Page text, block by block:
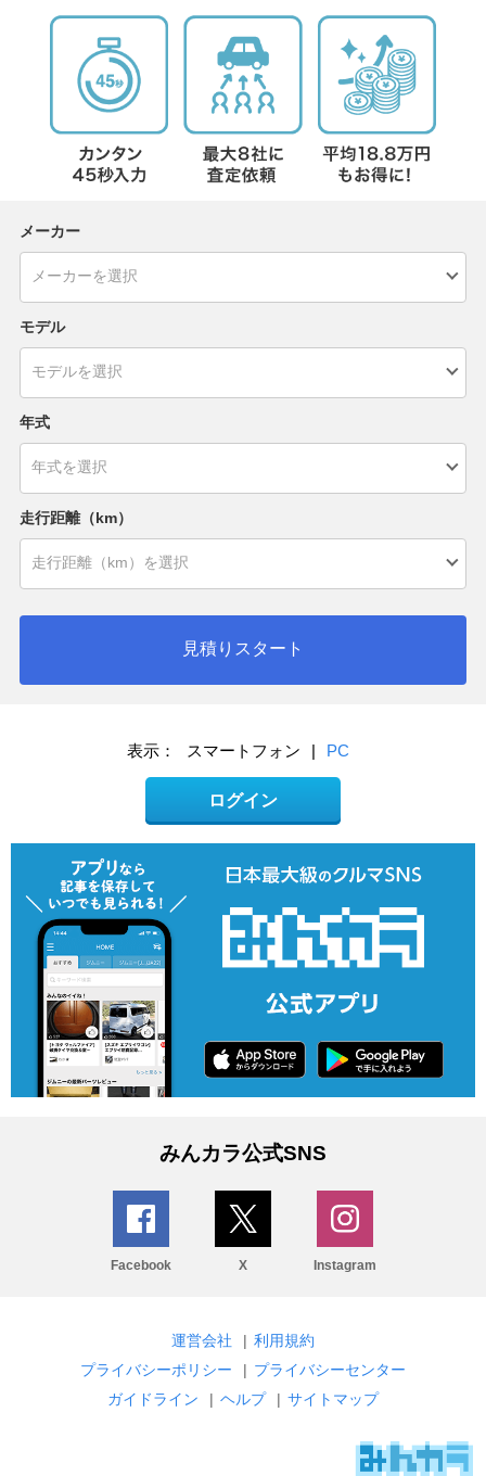
メーカー
モデル
年式
走行距離（km）
見積りスタート
表示： スマートフォン | PC
ログイン
みんカラ公式SNS
Facebook X Instagram
運営会社 | 利用規約
プライバシーポリシー
| プライバシーセンター
ガイドライン
| ヘルプ | サイトマップ